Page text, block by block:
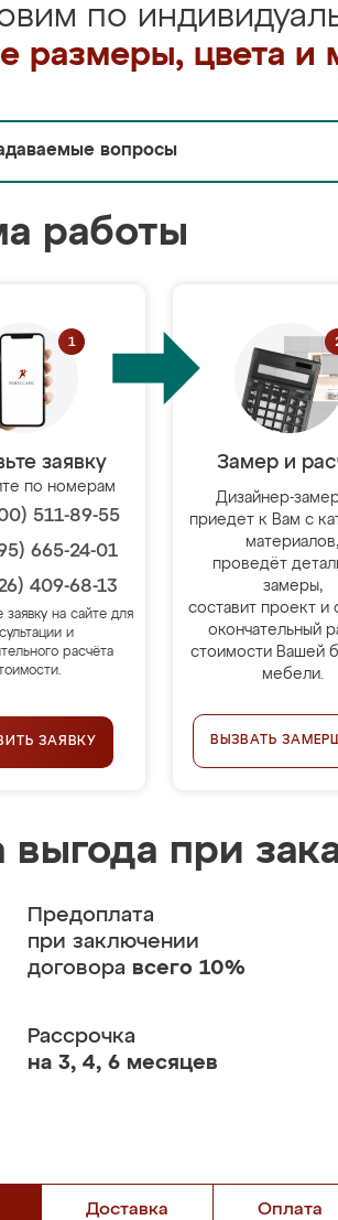
по
размеры, цвета и
вопросы
работы
заявку
по номерам
511-89-55
665-24-01
409-68-13
заявку на сайте для
и
расчёта
ЗАЯВКУ
Замер и
Дизайнер-
приедет к Вам с
материалов,
проведёт
замеры,
составит проект и
окончательный
стоимости Вашей
мебели.
ВЫЗВАТЬ
выгода при
Предоплата
при заключении
договора всего 10%
Рассрочка
на 3, 4, 6 месяцев
Доставка Оплата